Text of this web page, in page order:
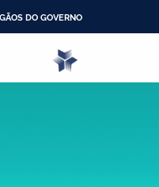
DO GOVERNO